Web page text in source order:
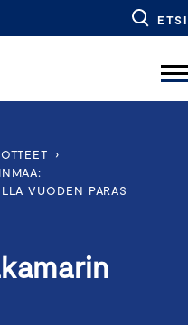
ETSI
›
VUODEN PARAS